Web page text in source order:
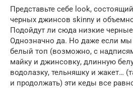
Представьте себе look,
черных джинсов skinny и
Подойдут ли сюда низкие
Однозначно да. Но даже если мы
белый топ (возможно, с
майку и джинсовку, длинную
водолазку, тельняшку и жакет…
и продолжать) эти кеды все